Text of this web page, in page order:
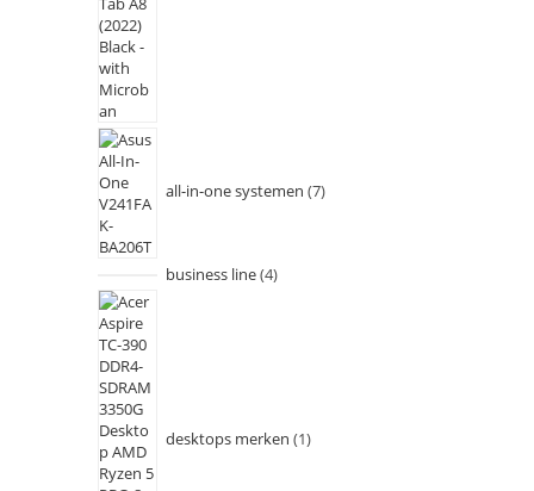
all-in-one systemen 7
business line 4
desktops merken 1